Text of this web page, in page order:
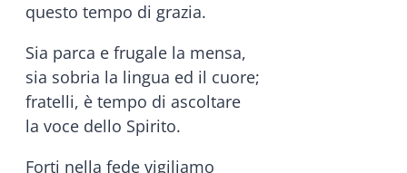
questo tempo di grazia.
Sia parca e frugale la mensa,
sia sobria la lingua ed il cuore;
fratelli, è tempo di ascoltare
la voce dello Spirito.
Forti nella fede vigiliamo